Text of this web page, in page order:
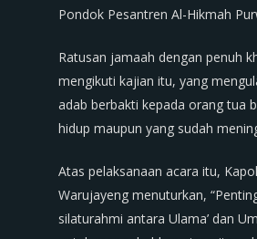
Pondok Pesantren Al-Hikmah
Ratusan jamaah dengan penuh
mengikuti kajian itu, yang
adab berbakti kepada orang tua
hidup maupun yang sudah
Atas pelaksanaan acara itu,
Warujayeng menuturkan,
silaturahmi antara Ulama’ dan